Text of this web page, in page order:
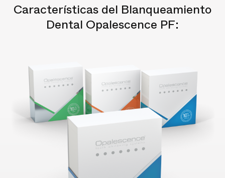
Características del Blanqueamiento
Dental Opalescence PF: